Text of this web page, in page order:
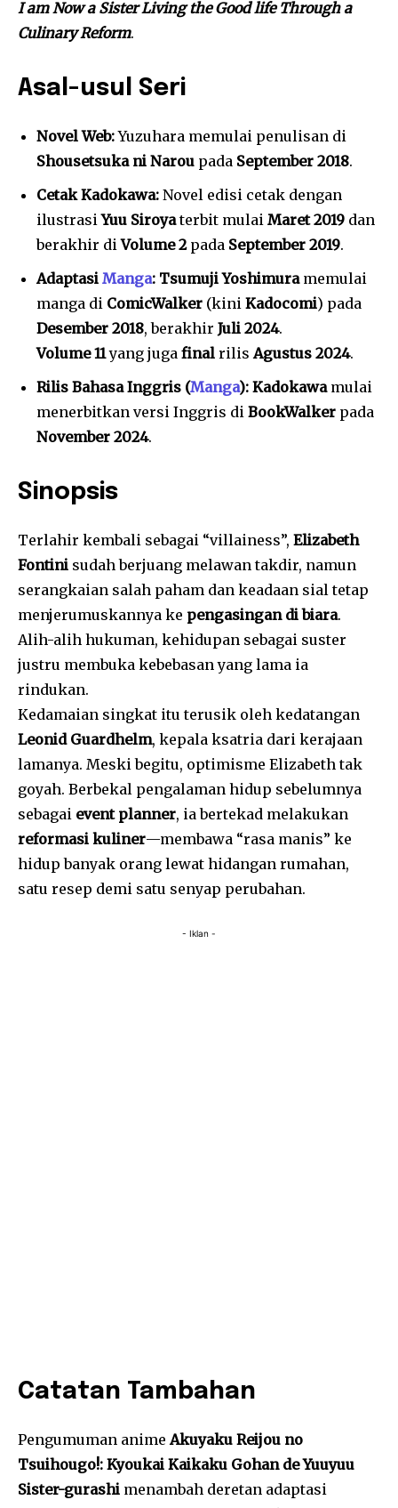
I am Now a Sister Living the Good life Through a
Culinary Reform.
Asal-usul Seri
Novel Web:Yuzuhara memulai penulisan di
Shousetsuka ni Narou pada September 2018.
Cetak Kadokawa: Novel edisi cetak dengan
ilustrasiYuu Siroyaterbit mulai Maret 2019 dan
berakhir diVolume 2pada September 2019.
Adaptasi Manga: Tsumuji Yoshimuramemulai
manga di ComicWalker (kini Kadocomi) pada
Desember 2018, berakhir Juli 2024.
Volume 11yang juga final rilis Agustus 2024.
Rilis Bahasa Inggris (Manga): Kadokawamulai
menerbitkan versi Inggris di BookWalker pada
November 2024.
Sinopsis
Terlahir kembali sebagai “villainess”, Elizabeth
Fontini sudah berjuang melawan takdir, namun
serangkaian salah paham dan keadaan sial tetap
menjerumuskannya ke pengasingan di biara.
Alih-alih hukuman, kehidupan sebagai suster
justru membuka kebebasan yang lama ia
rindukan.
Kedamaian singkat itu terusik oleh kedatangan
Leonid Guardhelm, kepala ksatria dari kerajaan
lamanya. Meski begitu, optimisme Elizabeth tak
goyah. Berbekal pengalaman hidup sebelumnya
sebagai event planner, ia bertekad melakukan
reformasi kuliner—membawa “rasa manis” ke
hidup banyak orang lewat hidangan rumahan,
satu resep demi satu senyap perubahan.
- Iklan -
Catatan Tambahan
Pengumuman anime Akuyaku Reijou no
Tsuihougo!: Kyoukai Kaikaku Gohan de Yuuyuu
Sister-gurashi menambah deretan adaptasi